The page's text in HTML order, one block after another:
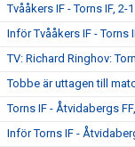
Tvååkers IF - Torns IF, 2-
Inför Tvååkers IF - Torns
TV: Richard Ringhov:
Tobbe är uttagen till
Torns IF - Åtvidabergs
Inför Torns IF -